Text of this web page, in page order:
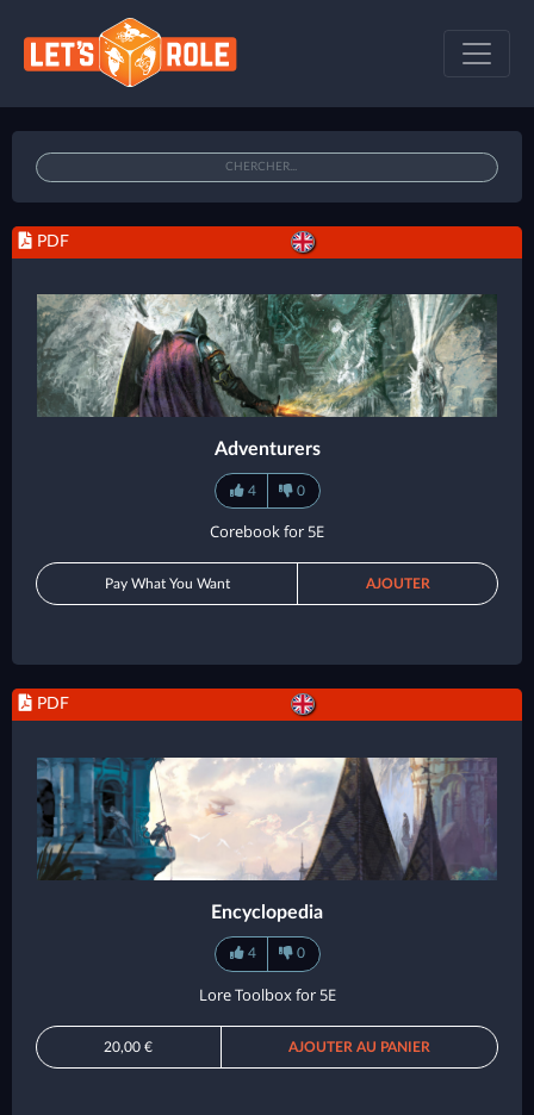
PDF
Adventurers
4 0
Corebook for 5E
Pay What You Want AJOUTER
PDF
Encyclopedia
4 0
Lore Toolbox for 5E
20,00 € AJOUTER AU PANIER